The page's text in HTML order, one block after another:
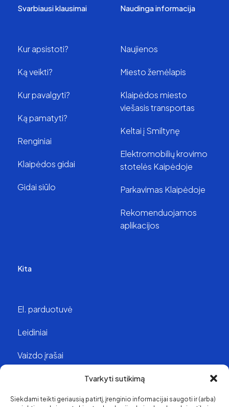
Tvarkyti sutikimą
Siekdami teikti geriausią patirtį, įrenginio informacijai saugoti ir (arba)
Svarbiausi klausimai
Kur apsistoti?
Ką veikti?
Kur pavalgyti?
Ką pamatyti?
Renginiai
Klaipėdos gidai
Gidai siūlo
Naudinga informacija
Naujienos
Miesto žemėlapis
Klaipėdos miesto
viešasis transportas
Keltai į Smiltynę
Elektromobilių krovimo
stotelės Kaipėdoje
Parkavimas Klaipėdoje
Rekomenduojamos
aplikacijos
Kita
El. parduotuvė
Leidiniai
Vaizdo įrašai
Struktūra ir kontaktai
Apie mus